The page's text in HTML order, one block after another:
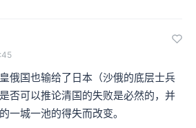
俄国也输给了日本（沙俄的底层士兵
否可以推论清国的失败是必然的，并
一城一池的得失而改变。